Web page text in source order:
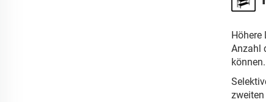
Anzahl
können.